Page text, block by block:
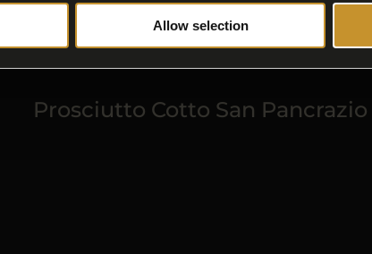
Allow selection
Guanciale
Prosciutto Cotto San Pancrazio